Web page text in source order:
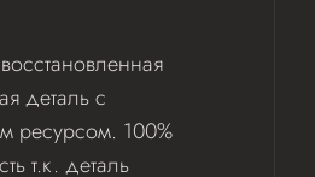
деталь с
ресурсом. 100%
т.к. деталь